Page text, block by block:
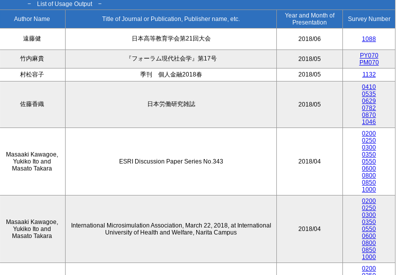
− List of Usage Output −
Author Name Title of Journal or Publication, Publisher name, etc.
Year and Month of
Presentation
Survey Number
遠藤健 日本高等教育学会第21回大会 2018/06 1088
竹内麻貴 『フォーラム現代社会学』第17号 2018/05
PY070
PM070
村松容子 季刊 個人金融2018春 2018/05 1132
佐藤香織 日本労働研究雑誌 2018/05
0410
0535
0629
0782
0870
1046
Masaaki Kawagoe,
Yukiko Ito and
Masato Takara
ESRI Discussion Paper Series No.343 2018/04
0200
0250
0300
0350
0550
0600
0800
0850
1000
Masaaki Kawagoe,
Yukiko Ito and
Masato Takara
International Microsimulation Association, March 22, 2018, at International
University of Health and Welfare, Narita Campus
2018/04
0200
0250
0300
0350
0550
0600
0800
0850
1000
0200